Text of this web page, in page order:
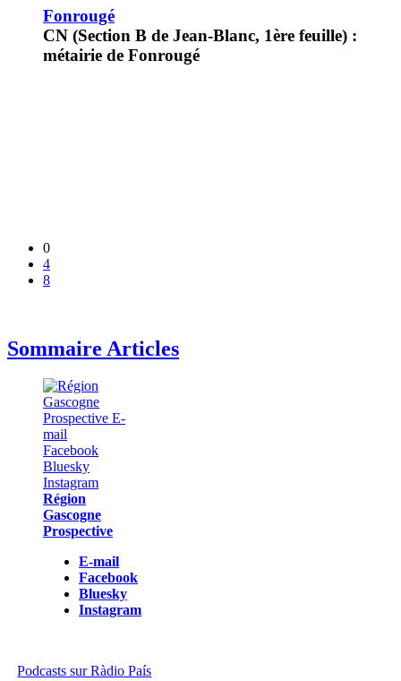
Fonrougé
CN (Section B de Jean-Blanc, 1ère feuille) :
métairie de Fonrougé
0
4
8
Sommaire Articles
Région
Gascogne
Prospective
E-mail
Facebook
Bluesky
Instagram
Podcasts sur Ràdio País